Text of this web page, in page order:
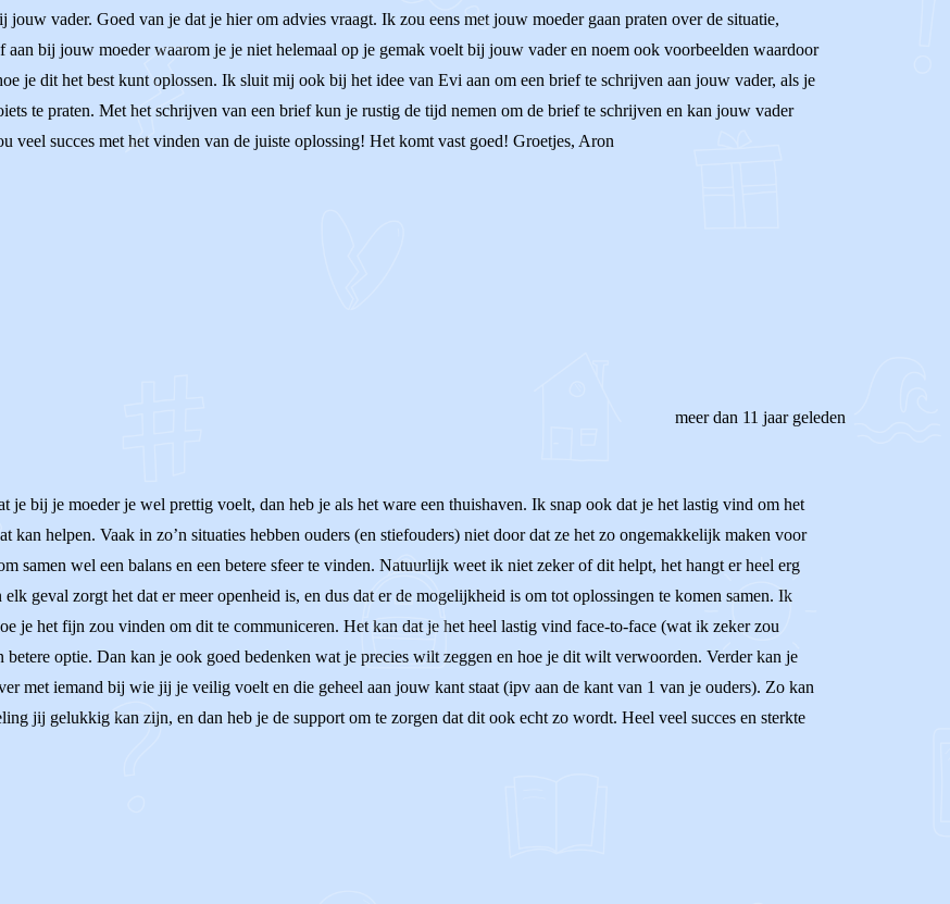
vader. Goed van je dat je hier om advies vraagt. Ik zou eens met jouw moeder gaan praten over de situatie,
bij jouw moeder waarom je je niet helemaal op je gemak voelt bij jouw vader en noem ook voorbeelden waardoor
je dit het best kunt oplossen. Ik sluit mij ook bij het idee van Evi aan om een brief te schrijven aan jouw vader, als je
te praten. Met het schrijven van een brief kun je rustig de tijd nemen om de brief te schrijven en kan jouw vader
veel succes met het vinden van de juiste oplossing! Het komt vast goed! Groetjes, Aron
meer dan 11 jaar geleden
je bij je moeder je wel prettig voelt, dan heb je als het ware een thuishaven. Ik snap ook dat je het lastig vind om het
kan helpen. Vaak in zo’n situaties hebben ouders (en stiefouders) niet door dat ze het zo ongemakkelijk maken voor
samen wel een balans en een betere sfeer te vinden. Natuurlijk weet ik niet zeker of dit helpt, het hangt er heel erg
geval zorgt het dat er meer openheid is, en dus dat er de mogelijkheid is om tot oplossingen te komen samen. Ik
je het fijn zou vinden om dit te communiceren. Het kan dat je het heel lastig vind face-to-face (wat ik zeker zou
betere optie. Dan kan je ook goed bedenken wat je precies wilt zeggen en hoe je dit wilt verwoorden. Verder kan je
met iemand bij wie jij je veilig voelt en die geheel aan jouw kant staat (ipv aan de kant van 1 van je ouders). Zo kan
jij gelukkig kan zijn, en dan heb je de support om te zorgen dat dit ook echt zo wordt. Heel veel succes en sterkte